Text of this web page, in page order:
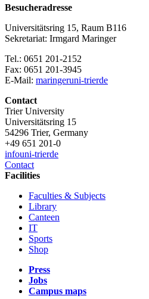
Besucheradresse
Universitätsring 15, Raum B116
Sekretariat: Irmgard Maringer
Tel.: 0651 201-2152
Fax: 0651 201-3945
E-Mail: maringeruni-trierde
Contact
Trier University
Universitätsring 15
54296 Trier, Germany
+49 651 201-0
infouni-trierde
Contact
Facilities
Faculties & Subjects
Library
Canteen
IT
Sports
Shop
Press
Jobs
Campus maps